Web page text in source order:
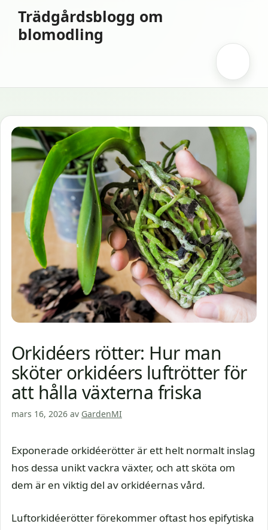
innehåll
Trädgårdsblogg om
blomodling
Orkidéers rötter: Hur man
sköter orkidéers luftrötter för
att hålla växterna friska
mars 16, 2026 av GardenMI
Exponerade orkidéerötter är ett helt normalt inslag
hos dessa unikt vackra växter, och att sköta om
dem är en viktig del av orkidéernas vård.
Luftorkidéerötter förekommer oftast hos epifytiska